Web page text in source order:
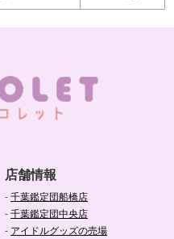
店舗情報
- 千葉鑑定団船橋店
- 千葉鑑定団中央店
- アイドルグッズの売場